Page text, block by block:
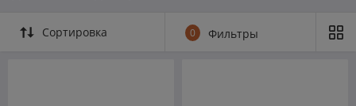
Сортировка 0 Фильтры